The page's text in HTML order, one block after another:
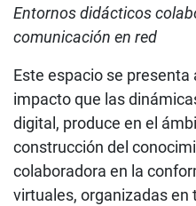
Entornos didácticos
comunicación en red
Este espacio se presenta
impacto que las
digital, produce en el
construcción del
colaboradora en la
virtuales, organizadas en